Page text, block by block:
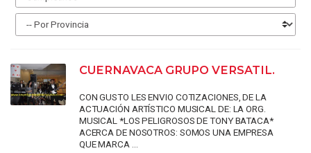
CUERNAVACA GRUPO VERSATIL.
CON GUSTO LES ENVIO COTIZACIONES, DE LA
ACTUACIÓN ARTÍSTICO MUSICAL DE: LA ORG.
MUSICAL *LOS PELIGROSOS DE TONY BATACA*
ACERCA DE NOSOTROS: SOMOS UNA EMPRESA
QUE MARCA ...